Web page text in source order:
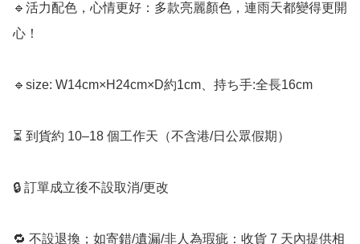
🔹活力配色，心情更好：多款亮麗顏色，連雨天都變得更開
心！
🔹size: W14cm×H24cm×D約1cm、持ち手:全長16cm
⏳ 到貨約 10–18 個工作天（不含港/日公眾假期）
🔒 訂單成立後不設取消/更改
🔁 不設退換；如寄錯/遺漏/非人為瑕疵：收貨 7 天內提供相